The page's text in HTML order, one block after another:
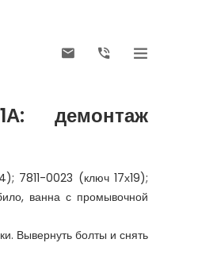
демонтаж
7811-0023 (ключ 17х19);
ванна с промывочной
Вывернуть болты и снять